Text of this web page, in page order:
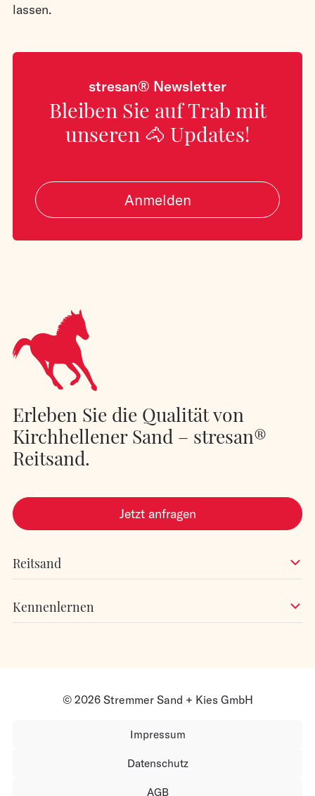
lassen.
stresan® Newsletter
Bleiben Sie auf Trab mit
unseren 🐴 Updates!
Anmelden
Erleben Sie die Qualität von
Kirchhellener Sand – stresan®
Reitsand.
Jetzt anfragen
Reitsand
Kennenlernen
© 2026 Stremmer Sand + Kies GmbH
Impressum
Datenschutz
AGB